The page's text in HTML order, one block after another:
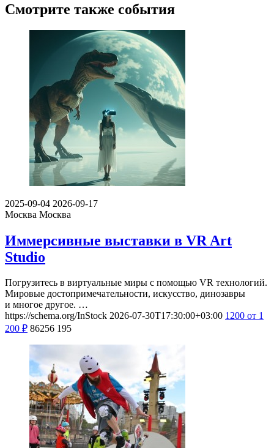
Смотрите также события
2025-09-04 2026-09-17
Москва Москва
Иммерсивные выставки в VR Art
Studio
Погрузитесь в виртуальные миры с помощью VR технологий.
Мировые достопримечательности, искусство, динозавры
и многое другое. …
https://schema.org/InStock 2026-07-30T17:30:00+03:00 1200 от 1
200 ₽ 86256 195